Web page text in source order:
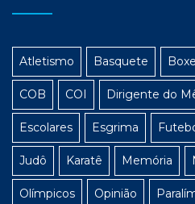
Atletismo Basquete Boxe
COB COI Dirigente do
Escolares Esgrima
Judô Karatê Memória
Olímpicos Opinião